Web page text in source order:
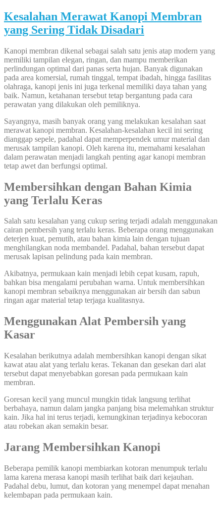
Kesalahan Merawat Kanopi Membran
yang Sering Tidak Disadari
Kanopi membran dikenal sebagai salah satu jenis atap modern yang
memiliki tampilan elegan, ringan, dan mampu memberikan
perlindungan optimal dari panas serta hujan. Banyak digunakan
pada area komersial, rumah tinggal, tempat ibadah, hingga fasilitas
olahraga, kanopi jenis ini juga terkenal memiliki daya tahan yang
baik. Namun, ketahanan tersebut tetap bergantung pada cara
perawatan yang dilakukan oleh pemiliknya.
Sayangnya, masih banyak orang yang melakukan kesalahan saat
merawat kanopi membran. Kesalahan-kesalahan kecil ini sering
dianggap sepele, padahal dapat memperpendek umur material dan
merusak tampilan kanopi. Oleh karena itu, memahami kesalahan
dalam perawatan menjadi langkah penting agar kanopi membran
tetap awet dan berfungsi optimal.
Membersihkan dengan Bahan Kimia
yang Terlalu Keras
Salah satu kesalahan yang cukup sering terjadi adalah menggunakan
cairan pembersih yang terlalu keras. Beberapa orang menggunakan
deterjen kuat, pemutih, atau bahan kimia lain dengan tujuan
menghilangkan noda membandel. Padahal, bahan tersebut dapat
merusak lapisan pelindung pada kain membran.
Akibatnya, permukaan kain menjadi lebih cepat kusam, rapuh,
bahkan bisa mengalami perubahan warna. Untuk membersihkan
kanopi membran sebaiknya menggunakan air bersih dan sabun
ringan agar material tetap terjaga kualitasnya.
Menggunakan Alat Pembersih yang
Kasar
Kesalahan berikutnya adalah membersihkan kanopi dengan sikat
kawat atau alat yang terlalu keras. Tekanan dan gesekan dari alat
tersebut dapat menyebabkan goresan pada permukaan kain
membran.
Goresan kecil yang muncul mungkin tidak langsung terlihat
berbahaya, namun dalam jangka panjang bisa melemahkan struktur
kain. Jika hal ini terus terjadi, kemungkinan terjadinya kebocoran
atau robekan akan semakin besar.
Jarang Membersihkan Kanopi
Beberapa pemilik kanopi membiarkan kotoran menumpuk terlalu
lama karena merasa kanopi masih terlihat baik dari kejauhan.
Padahal debu, lumut, dan kotoran yang menempel dapat menahan
kelembapan pada permukaan kain.